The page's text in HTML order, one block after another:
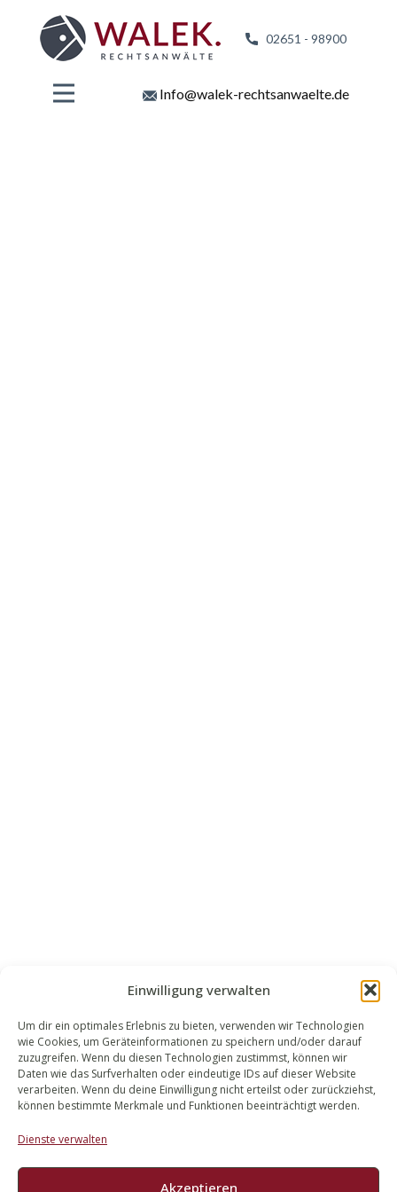
Einwilligung verwalten
Um dir ein optimales Erlebnis zu bieten, verwenden wir Technologien
wie Cookies, um Geräteinformationen zu speichern und/oder darauf
zuzugreifen. Wenn du diesen Technologien zustimmst, können wir
Daten wie das Surfverhalten oder eindeutige IDs auf dieser Website
verarbeiten. Wenn du deine Einwilligung nicht erteilst oder zurückziehst,
können bestimmte Merkmale und Funktionen beeinträchtigt werden.
Dienste verwalten
Akzeptieren
02651 - 98900
Info@walek-rechtsanwaelte.de
WALEK RECHTSANWÄLT​​E
Bachstraße 13
56727 Mayen
02651 98 900
info@walek-rechtsanwaelte.de